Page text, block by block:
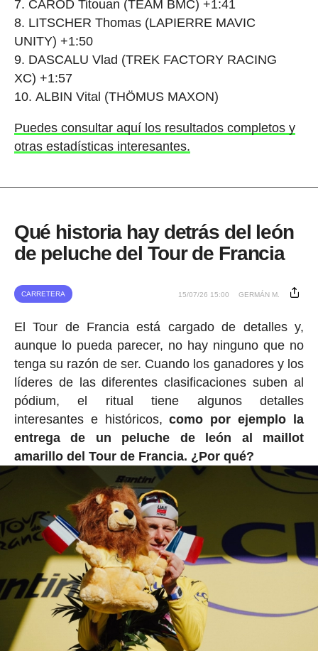
CAROD Titouan (TEAM BMC) +1:41
LITSCHER Thomas (LAPIERRE MAVIC
UNITY) +1:50
DASCALU Vlad (TREK FACTORY RACING
XC) +1:57
ALBIN Vital (THÖMUS MAXON)
Puedes consultar aquí los resultados completos y
otras estadísticas interesantes.
Qué historia hay detrás del león
de peluche del Tour de Francia
CARRETERA 15/07/26 15:00 GERMÁN M.
El Tour de Francia está cargado de detalles y,
aunque lo pueda parecer, no hay ninguno que no
tenga su razón de ser. Cuando los ganadores y los
líderes de las diferentes clasificaciones suben al
pódium, el ritual tiene algunos detalles
interesantes e históricos,como por ejemplo la
entrega de un peluche de león al maillot
amarillo del Tour de Francia. ¿Por qué?